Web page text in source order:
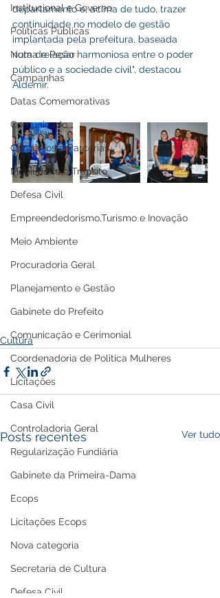
Institucional e Governo
Políticas Públicas
Nota de Pesar
Campanhas
Datas Comemorativas
Comunicado
Convênios e Parcerias
Mobilidade e Trânsito
Defesa Civil
Empreendedorismo,Turismo e Inovação
Meio Ambiente
Procuradoria Geral
Planejamento e Gestão
Gabinete do Prefeito
Comunicação e Cerimonial
Coordenadoria de Politica Mulheres
Licitações
Casa Civil
Controladoria Geral
Regularização Fundiária
Gabinete da Primeira-Dama
Ecops
Licitações Ecops
Nova categoria
Secretaria de Cultura
Defesa Civil
departamento e, acima de tudo, trazer
continuidade no modelo de gestão
implantada pela prefeitura, baseada
numa relação harmoniosa entre o poder
público e a sociedade civil", destacou
Aldemir.
Cultura
Posts recentes Ver tudo